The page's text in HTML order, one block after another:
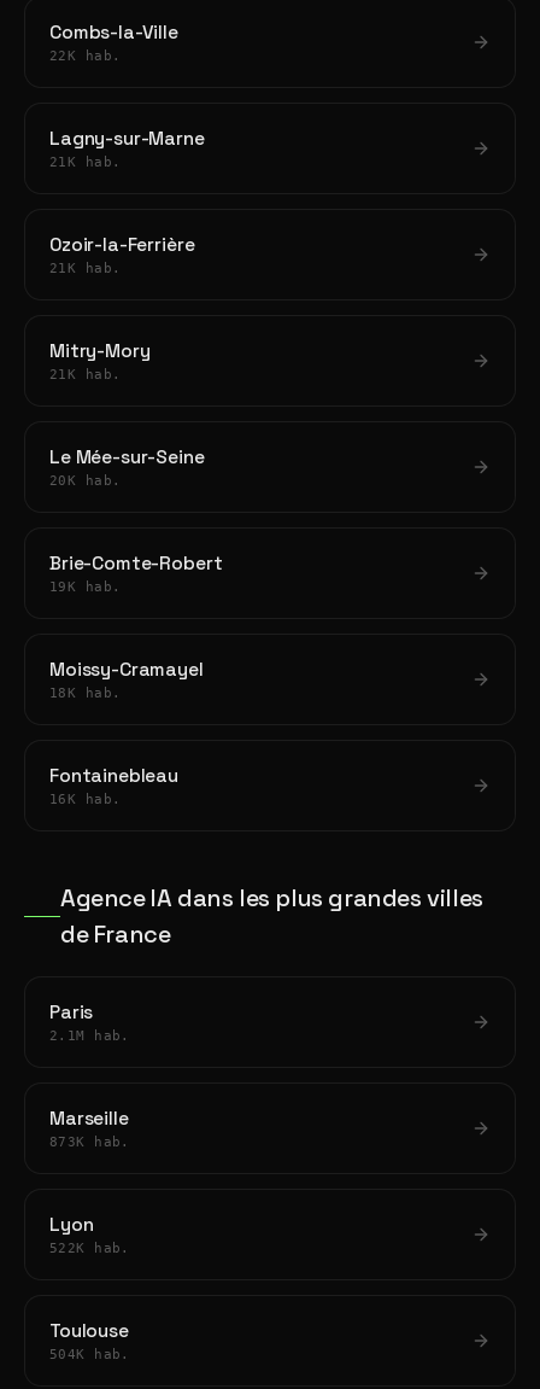
Combs-la-Ville
22K hab.
Lagny-sur-Marne
21K hab.
Ozoir-la-Ferrière
21K hab.
Mitry-Mory
21K hab.
Le Mée-sur-Seine
20K hab.
Brie-Comte-Robert
19K hab.
Moissy-Cramayel
18K hab.
Fontainebleau
16K hab.
Agence IA dans les plus grandes villes
de France
Paris
2.1M hab.
Marseille
873K hab.
Lyon
522K hab.
Toulouse
504K hab.